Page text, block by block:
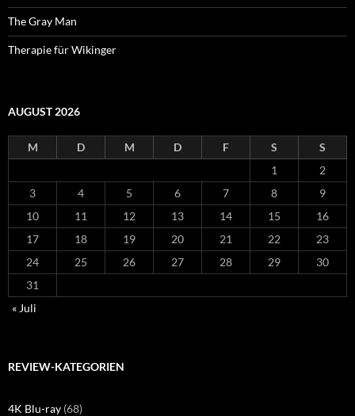
The Gray Man
Therapie für Wikinger
AUGUST 2026
M D M D F S
S
1
2
3
4 5 6 7 8
9
10
11 12 13 14 15
16
17
18 19 20 21 22
23
24
25 26 27 28 29
30
31
« Juli
REVIEW-KATEGORIEN
4K Blu-ray (68)